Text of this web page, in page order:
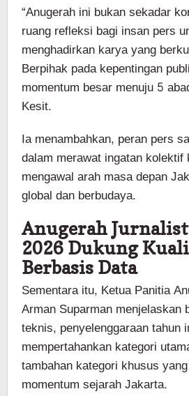
“Anugerah ini bukan sekadar
ruang refleksi bagi insan pers
menghadirkan karya yang
Berpihak pada kepentingan
momentum besar menuju 5
Kesit.
Ia menambahkan, peran pers
dalam merawat ingatan
mengawal arah masa depan
global dan berbudaya.
Anugerah
2026 Dukung
Berbasis Data
Sementara itu, Ketua Panitia
Arman Suparman menjelaskan
teknis, penyelenggaraan tahun
mempertahankan kategori
tambahan kategori khusus
momentum sejarah Jakarta.